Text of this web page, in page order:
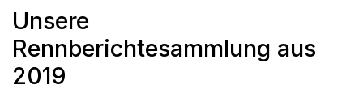
Unsere
Rennberichtesammlung aus
2019